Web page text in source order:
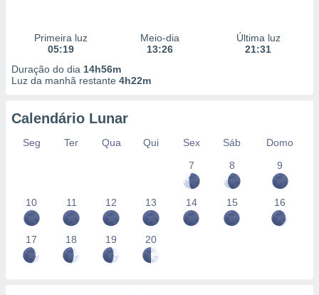
Primeira luz
05:19
Meio-dia
13:26
Última luz
21:31
Duração do dia 14h56m
Luz da manhã restante 4h22m
Calendário Lunar
Seg Ter Qua Qui Sex Sáb
Domo
7
8 9
10 11 12 13 14 15 16
17 18 19 20